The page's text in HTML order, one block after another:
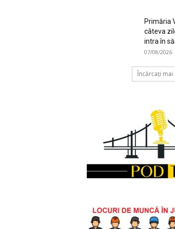
Primăria
câteva
intra în
07/08/2026
Încărcați mai